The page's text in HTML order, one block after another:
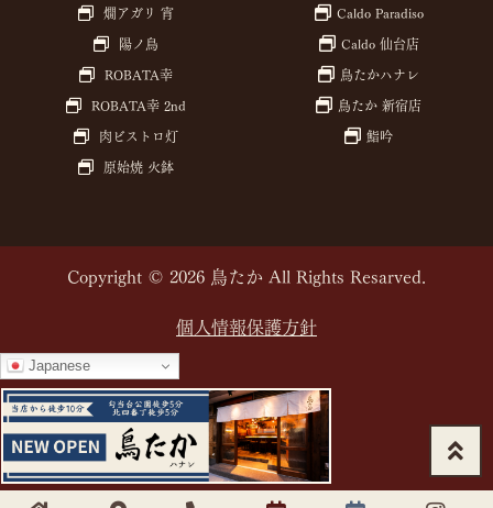
燗アガリ 宵
陽ノ鳥
ROBATA幸
ROBATA幸 2nd
肉ビストロ灯
原始焼 火鉢
Caldo Paradiso
Caldo 仙台店
鳥たかハナレ
鳥たか 新宿店
鮨吟
Copyright © 2026 鳥たか All Rights Resarved.
個人情報保護方針
Japanese